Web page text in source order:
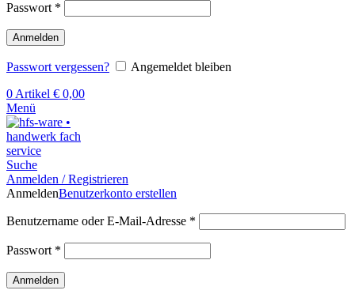
Passwort *
Anmelden
Passwort vergessen?
Angemeldet bleiben
0 Artikel € 0,00
Menü
Suche
Anmelden / Registrieren
AnmeldenBenutzerkonto erstellen
Benutzername oder E-Mail-Adresse *
Passwort *
Anmelden